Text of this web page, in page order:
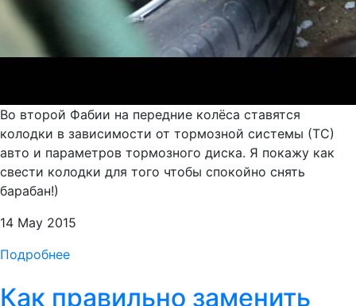
Во второй Фабии на передние колёса ставятся
колодки в зависимости от тормозной системы (ТС)
авто и параметров тормозного диска. Я покажу как
свести колодки для того чтобы спокойно снять
барабан!)
14 May 2015
Подробнее
Как правильно заменить